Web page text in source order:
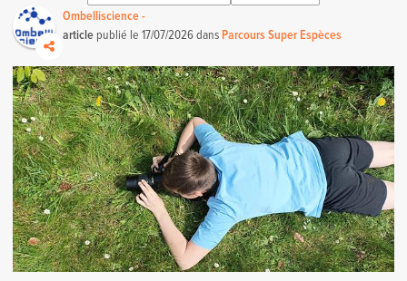
Ombelliscience -
article publié le17/07/2026dans Parcours Super Espèces